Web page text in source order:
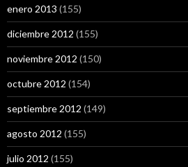
enero 2013 (155)
diciembre 2012 (155)
noviembre 2012 (150)
octubre 2012 (154)
septiembre 2012 (149)
agosto 2012 (155)
julio 2012 (155)